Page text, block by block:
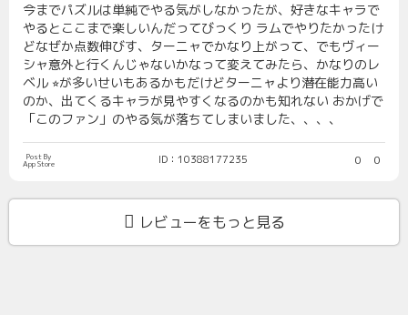
今までパズルは単純でやる気がしなかったが、好きなキャラで
やるとここまで楽しいんだってびっくり ラムでやりたかったけ
どなぜか点数伸びす、ターニャでかなり上がって、でもヴィー
シャ意外と行くんじゃないかなって変えてみたら、かなりのレ
ベル ⭐︎が多いせいもあるかもだけどターニャより潜在能力高い
のか、出てくるキャラが見やすくなるのかも知れない おかげで
「このファン」のやる気が落ちてしまいました、、、、
Post By
App Store ID：10388177235 0 0
レビューをもっと見る